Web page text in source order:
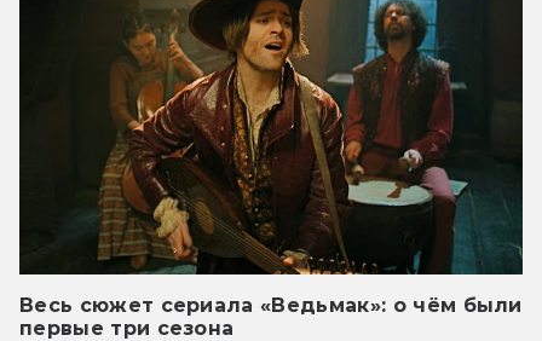
Весь сюжет сериала «Ведьмак»: о чём были
первые три сезона